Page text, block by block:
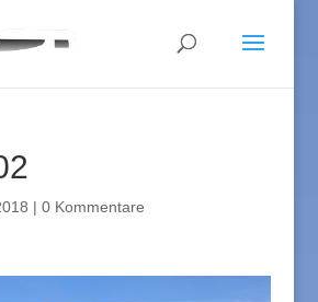
| 0 Kommentare